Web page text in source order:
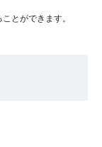
とができます。